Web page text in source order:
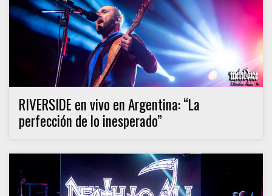
RIVERSIDE en vivo en Argentina: “La
perfección de lo inesperado”